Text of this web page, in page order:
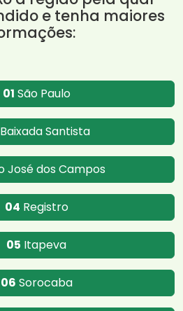
e tenha maiores
01 São Paulo
Baixada Santista
José dos Campos
04 Registro
05 Itapeva
06 Sorocaba